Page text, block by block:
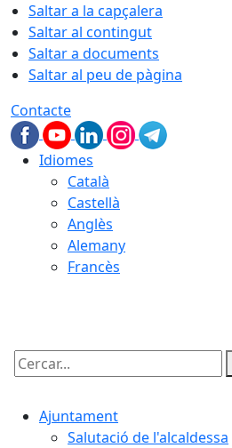
Saltar a la capçalera
Saltar al contingut
Saltar a documents
Saltar al peu de pàgina
Contacte
Idiomes
Català
Castellà
Anglès
Alemany
Francès
Cercar:
Ajuntament
Salutació de l'alcaldessa